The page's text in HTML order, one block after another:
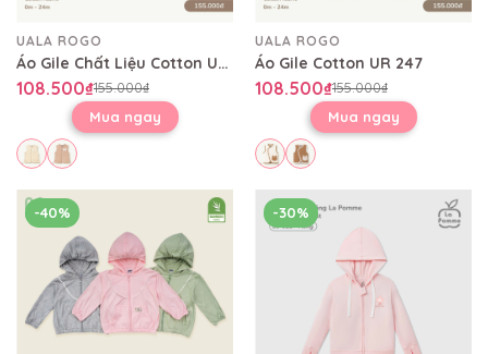
UALA ROGO
Áo Gile Chất Liệu Cotton UR 248
108.500₫155.000₫
Mua ngay
UALA ROGO
Áo Gile Cotton UR 247
108.500₫155.000₫
Mua ngay
-40% -30%